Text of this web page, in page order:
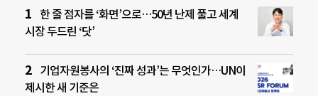
한 줄 점자를 ‘화면’으로…50년 난제 풀고 세계
시장 두드린 ‘닷’
기업자원봉사의 ‘진짜 성과’는 무엇인가…UN이
제시한 새 기준은